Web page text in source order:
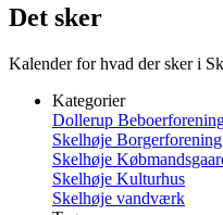
Det sker
Kalender for hvad der sker i
Kategorier
Dollerup
Skelhøje Borgerforening
Skelhøje
Skelhøje Kulturhus
Skelhøje vandværk